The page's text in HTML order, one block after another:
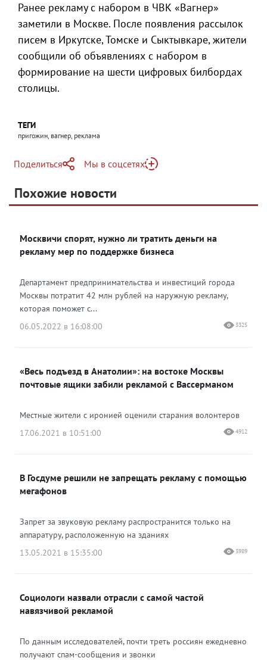
Ранее рекламу с набором в ЧВК «Вагнер»
заметили в Москве. После появления рассылок
писем в Иркутске, Томске и Сыктывкаре, жители
сообщили об объявлениях с набором в
формирование на шести цифровых билбордах
столицы.
ТЕГИ
пригожин, вагнер, реклама
Поделиться
Telegram
Одноклассники
Мы в соцсетях
Яндекс Дзен
Похожие новости
Москвичи спорят, нужно ли тратить деньги на
рекламу мер по поддержке бизнеса
Департамент предпринимательства и инвестиций города
Москвы потратит 42 млн рублей на наружную рекламу,
которая поможет с...
06.05.2022 в 16:08:00
3325
«Весь подъезд в Анатолии»: на востоке Москвы
почтовые ящики забили рекламой с Вассерманом
Местные жители с иронией оценили старания волонтеров
17.06.2021 в 10:51:00
4912
В Госдуме решили не запрещать рекламу с помощью
мегафонов
Запрет за звуковую рекламу распространится только на
аппаратуру, расположенную на зданиях
13.05.2021 в 15:35:00
3989
Социологи назвали отрасли с самой частой
навязчивой рекламой
По данным исследователей, почти треть россиян ежедневно
получают спам-сообщения и звонки